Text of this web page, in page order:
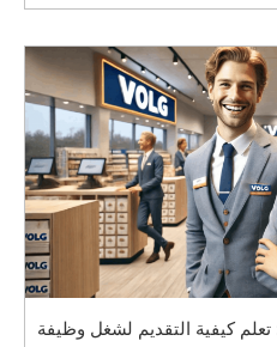
كيفية التقديم لشغل وظيفة